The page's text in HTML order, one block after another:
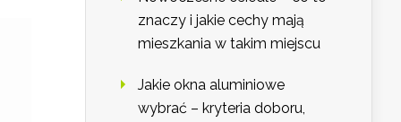
znaczy i jakie cechy mają
mieszkania w takim miejscu
Jakie okna aluminiowe
wybrać – kryteria doboru,